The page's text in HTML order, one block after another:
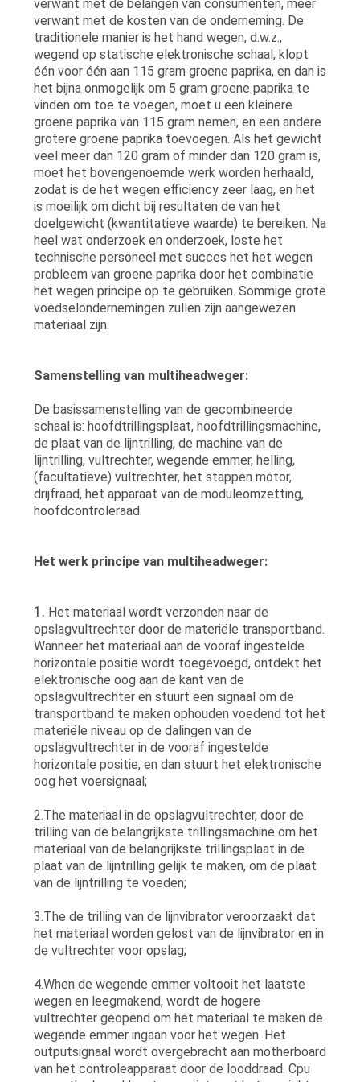
verwant met de belangen van consumenten, meer
verwant met de kosten van de onderneming. De
traditionele manier is het hand wegen, d.w.z.,
wegend op statische elektronische schaal, klopt
één voor één aan 115 gram groene paprika, en dan is
het bijna onmogelijk om 5 gram groene paprika te
vinden om toe te voegen, moet u een kleinere
groene paprika van 115 gram nemen, en een andere
grotere groene paprika toevoegen. Als het gewicht
veel meer dan 120 gram of minder dan 120 gram is,
moet het bovengenoemde werk worden herhaald,
zodat is de het wegen efficiency zeer laag, en het
is moeilijk om dicht bij resultaten de van het
doelgewicht (kwantitatieve waarde) te bereiken. Na
heel wat onderzoek en onderzoek, loste het
technische personeel met succes het het wegen
probleem van groene paprika door het combinatie
het wegen principe op te gebruiken. Sommige grote
voedselondernemingen zullen zijn aangewezen
materiaal zijn.
Samenstelling van multiheadweger:
De basissamenstelling van de gecombineerde
schaal is: hoofdtrillingsplaat, hoofdtrillingsmachine,
de plaat van de lijntrilling, de machine van de
lijntrilling, vultrechter, wegende emmer, helling,
(facultatieve) vultrechter, het stappen motor,
drijfraad, het apparaat van de moduleomzetting,
hoofdcontroleraad.
Het werk principe van multiheadweger:
1. Het materiaal wordt verzonden naar de
opslagvultrechter door de materiële transportband.
Wanneer het materiaal aan de vooraf ingestelde
horizontale positie wordt toegevoegd, ontdekt het
elektronische oog aan de kant van de
opslagvultrechter en stuurt een signaal om de
transportband te maken ophouden voedend tot het
materiële niveau op de dalingen van de
opslagvultrechter in de vooraf ingestelde
horizontale positie, en dan stuurt het elektronische
oog het voersignaal;
2.The materiaal in de opslagvultrechter, door de
trilling van de belangrijkste trillingsmachine om het
materiaal van de belangrijkste trillingsplaat in de
plaat van de lijntrilling gelijk te maken, om de plaat
van de lijntrilling te voeden;
3.The de trilling van de lijnvibrator veroorzaakt dat
het materiaal worden gelost van de lijnvibrator en in
de vultrechter voor opslag;
4.When de wegende emmer voltooit het laatste
wegen en leegmakend, wordt de hogere
vultrechter geopend om het materiaal te maken de
wegende emmer ingaan voor het wegen. Het
outputsignaal wordt overgebracht aan motherboard
van het controleapparaat door de looddraad. Cpu